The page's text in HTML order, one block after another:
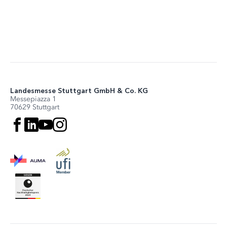
Landesmesse Stuttgart GmbH & Co. KG
Messepiazza 1
70629 Stuttgart